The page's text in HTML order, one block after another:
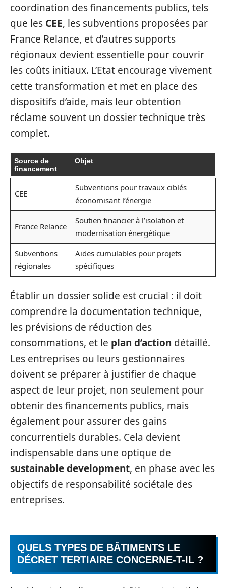
coordination des financements publics, tels
que les CEE, les subventions proposées par
France Relance, et d’autres supports
régionaux devient essentielle pour couvrir
les coûts initiaux. L’Etat encourage vivement
cette transformation et met en place des
dispositifs d’aide, mais leur obtention
réclame souvent un dossier technique très
complet.
Source de
financement
Objet
CEE
Subventions pour travaux ciblés
économisant l’énergie
France Relance
Soutien financier à l’isolation et
modernisation énergétique
Subventions
régionales
Aides cumulables pour projets
spécifiques
Établir un dossier solide est crucial : il doit
comprendre la documentation technique,
les prévisions de réduction des
consommations, et le plan d’action détaillé.
Les entreprises ou leurs gestionnaires
doivent se préparer à justifier de chaque
aspect de leur projet, non seulement pour
obtenir des financements publics, mais
également pour assurer des gains
concurrentiels durables. Cela devient
indispensable dans une optique de
sustainable development, en phase avec les
objectifs de responsabilité sociétale des
entreprises.
QUELS TYPES DE BÂTIMENTS LE
DÉCRET TERTIAIRE CONCERNE-T-IL ?